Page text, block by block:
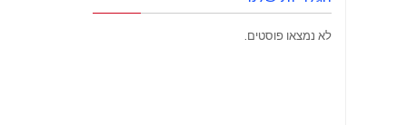
לא נמצאו פוסטים.